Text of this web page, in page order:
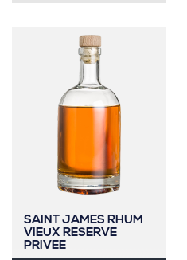
SAINT JAMES RHUM
VIEUX RESERVE
PRIVEE